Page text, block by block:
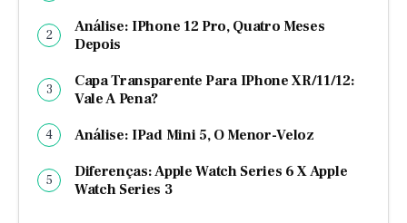
Análise: IPhone 12 Pro, Quatro Meses
Depois
Capa Transparente Para IPhone XR/11/12:
Vale A Pena?
Análise: IPad Mini 5, O Menor-Veloz
Diferenças: Apple Watch Series 6 X Apple
Watch Series 3